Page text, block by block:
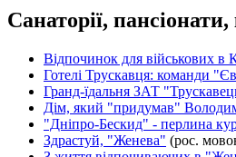
Санаторії, пансіонати,
Відпочинок для військових в
Готелі Трускавця: команди
Гранд-їдальня ЗАТ
Дім, який "придумав"
"Дніпро-Бескид" - перлина
Здрастуй, "Женева" (рос.